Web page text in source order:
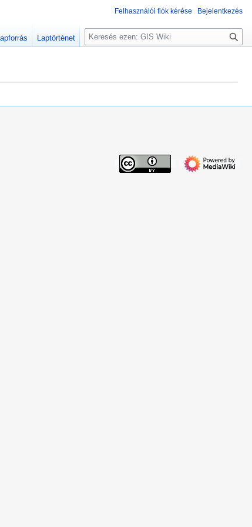
Felhasználói fiók kérése Bejelentkezés
Laptörténet
K
e
s